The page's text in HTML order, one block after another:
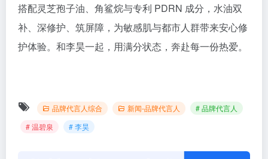
搭配灵芝孢子油、角鲨烷与专利 PDRN 成分，水油双
补、深修护、筑屏障，为敏感肌与都市人群带来安心修
护体验。和李昊一起，用满分状态，奔赴每一份热爱。
品牌代言人综合 新闻-品牌代言人
# 品牌代言人
# 温碧泉
# 李昊